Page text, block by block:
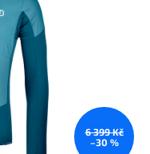
6 399 Kč
–30 %